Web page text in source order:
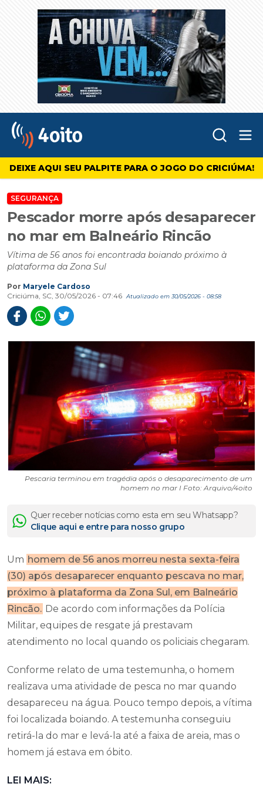
4oito
DEIXE AQUI SEU PALPITE PARA O JOGO DO CRICIÚMA!
SEGURANÇA
Pescador morre após desaparecer
no mar em Balneário Rincão
Vítima de 56 anos foi encontrada boiando próximo à
plataforma da Zona Sul
Por Maryele Cardoso
Criciúma, SC, 30/05/2026 - 07:46
Atualizado em 30/05/2026 - 08:58
Pescaria terminou em tragédia após o desaparecimento de um
homem no mar I Foto: Arquivo/4oito
Quer receber notícias como esta em seu Whatsapp?
Clique aqui e entre para nosso grupo
Um homem de 56 anos morreu nesta sexta-feira
(30) após desaparecer enquanto pescava no mar,
próximo à plataforma da Zona Sul, em Balneário
Rincão. De acordo com informações da Polícia
Militar, equipes de resgate já prestavam
atendimento no local quando os policiais chegaram.
Conforme relato de uma testemunha, o homem
realizava uma atividade de pesca no mar quando
desapareceu na água. Pouco tempo depois, a vítima
foi localizada boiando. A testemunha conseguiu
retirá-la do mar e levá-la até a faixa de areia, mas o
homem já estava em óbito.
LEI MAIS: